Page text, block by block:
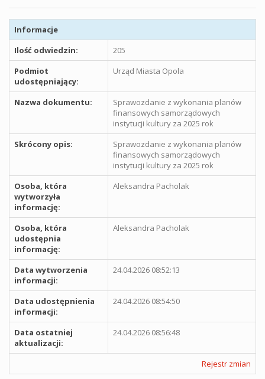
Informacje
Ilość odwiedzin:
205
Podmiot
udostępniający:
Urząd Miasta Opola
Nazwa dokumentu:
Sprawozdanie z wykonania planów
finansowych samorządowych
instytucji kultury za 2025 rok
Skrócony opis:
Sprawozdanie z wykonania planów
finansowych samorządowych
instytucji kultury za 2025 rok
Osoba, która
wytworzyła
informację:
Aleksandra Pacholak
Osoba, która
udostępnia
informację:
Aleksandra Pacholak
Data wytworzenia
informacji:
24.04.2026 08:52:13
Data udostępnienia
informacji:
24.04.2026 08:54:50
Data ostatniej
aktualizacji:
24.04.2026 08:56:48
Rejestr zmian